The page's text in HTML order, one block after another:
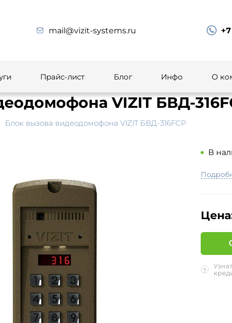
mail@vizit-systems.ru
Прайс-лист Блог Инфо О
VIZIT БВД-
Блок вызова видеодомофона VIZIT БВД-316FCP
В
?